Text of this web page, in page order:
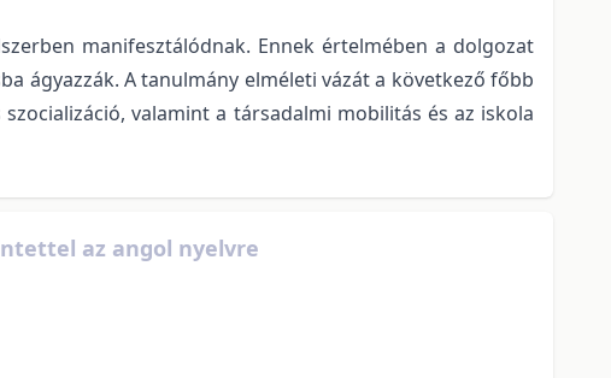
manifesztálódnak. Ennek értelmében a dolgozat
ágyazzák. A tanulmány elméleti vázát a következő főbb
valamint a társadalmi mobilitás és az iskola
az angol nyelvre